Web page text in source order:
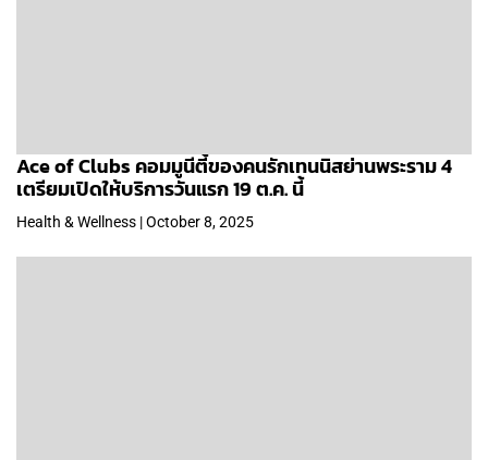
Ace of Clubs คอมมูนีตี้ของคนรักเทนนิสย่านพระราม 4
เตรียมเปิดให้บริการวันแรก 19 ต.ค. นี้
Health & Wellness | October 8, 2025